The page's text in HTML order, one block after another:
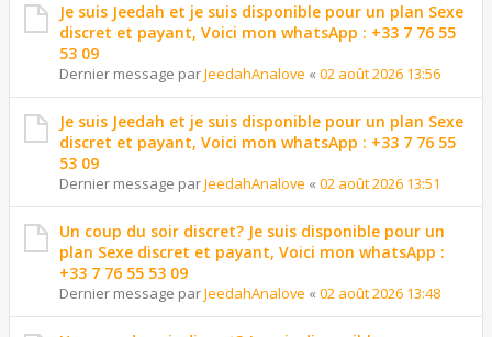
Je suis Jeedah et je suis disponible pour un plan Sexe
discret et payant, Voici mon whatsApp : +33 7 76 55
53 09
Dernier message parJeedahAnalove « 02 août 2026 13:56
Je suis Jeedah et je suis disponible pour un plan Sexe
discret et payant, Voici mon whatsApp : +33 7 76 55
53 09
Dernier message parJeedahAnalove « 02 août 2026 13:51
Un coup du soir discret? Je suis disponible pour un
plan Sexe discret et payant, Voici mon whatsApp :
+33 7 76 55 53 09
Dernier message parJeedahAnalove « 02 août 2026 13:48